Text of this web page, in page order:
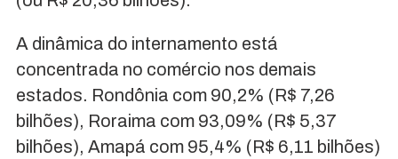
A dinâmica do internamento está
concentrada no comércio nos demais
estados. Rondônia com 90,2% (R$ 7,26
bilhões), Roraima com 93,09% (R$ 5,37
bilhões), Amapá com 95,4% (R$ 6,11 bilhões)